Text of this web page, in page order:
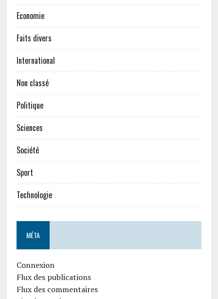
Economie
Faits divers
International
Non classé
Politique
Sciences
Société
Sport
Technologie
MÉTA
Connexion
Flux des publications
Flux des commentaires